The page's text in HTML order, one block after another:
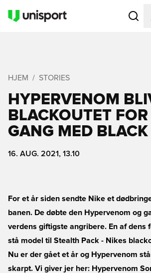
Åbner
HJEM STORIES
HYPERVENOM
BLACKOUTET
GANG MED BLACK
16. AUG. 2021, 13.10
For et år siden sendte Nike et
banen. De døbte den Hypervenom og
verdens giftigste angribere. En af dens
stå model til Stealth Pack - Nikes
Nu er der gået et år og Hypervenom
skarpt. Vi giver jer her: Hypervenom